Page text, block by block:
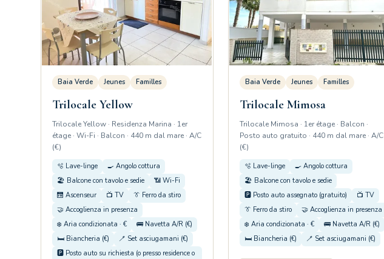
Baia Verde Jeunes Familles
Trilocale Yellow
Trilocale Yellow · Residenza Marina · 1er
étage · Wi-Fi · Balcon · 440 m dal mare · A/C
(€)
🫧 Lave-linge
🍳 Angolo cottura
🏖️ Balcone con tavolo e sedie
📶 Wi-Fi
🛗 Ascenseur
📺 TV
👔 Ferro da stiro
🤝 Accoglienza in presenza
❄️ Aria condizionata · €
🚌 Navetta A/R (€)
🛏️ Biancheria (€)
🪥 Set asciugamani (€)
🅿️ Posto auto su richiesta (o presso residence o
Baia Verde Jeunes Familles
Trilocale Mimosa
Trilocale Mimosa · 1er étage · Balcon ·
Posto auto gratuito · 440 m dal mare · A/C
(€)
🫧 Lave-linge
🍳 Angolo cottura
🏖️ Balcone con tavolo e sedie
🅿️ Posto auto assegnato (gratuito)
📺 TV
👔 Ferro da stiro
🤝 Accoglienza in presenza
❄️ Aria condizionata · €
🚌 Navetta A/R (€)
🛏️ Biancheria (€)
🪥 Set asciugamani (€)